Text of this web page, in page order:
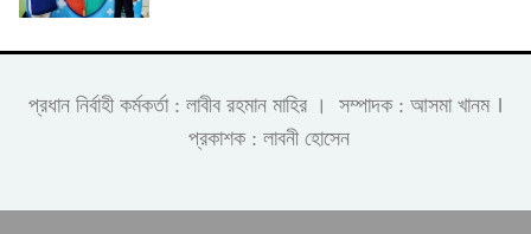
প্রধান নির্বাহী কর্মকর্তা : লাবীব রহমান মাহির । সম্পাদক : আসমা খানম ।
প্রকাশক : লাবনী হোসেন